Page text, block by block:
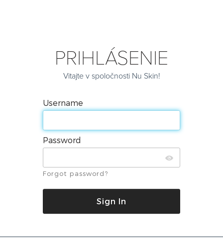
PRIHLÁSENIE
Vitajte v spoločnosti Nu Skin!
Username
Password
Forgot password?